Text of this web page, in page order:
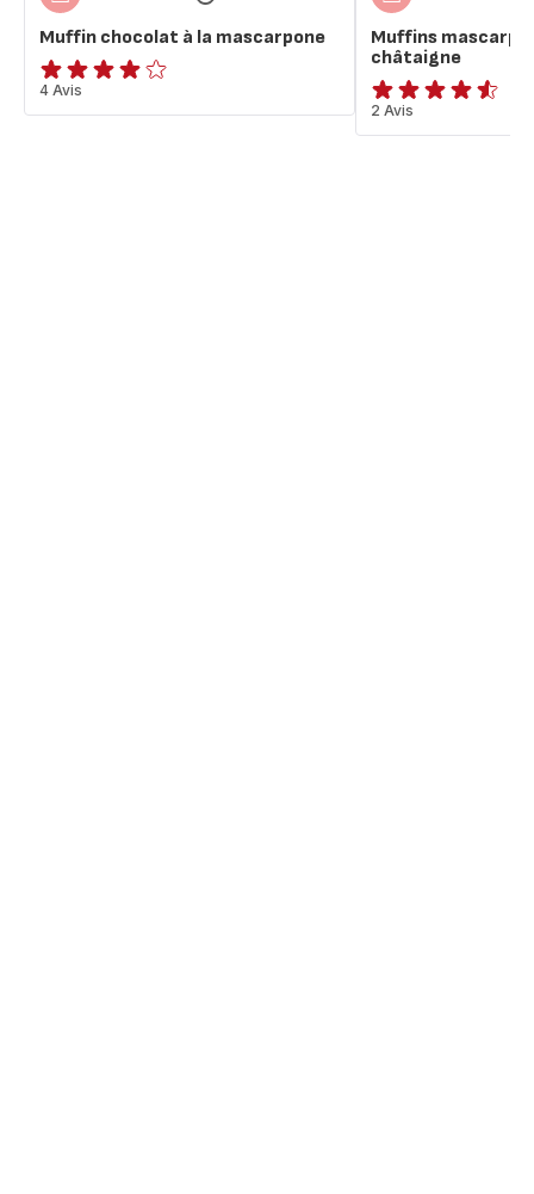
Muffin chocolat à la mascarpone
Avis
4
4 Avis
Muffins
châtaigne
ratings.4.5
2 Avis